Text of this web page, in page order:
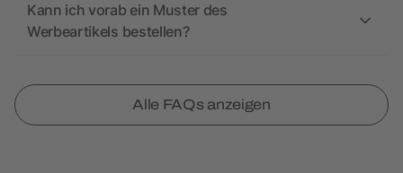
Kann ich vorab ein Muster des
Werbeartikels bestellen?
Alle FAQs anzeigen